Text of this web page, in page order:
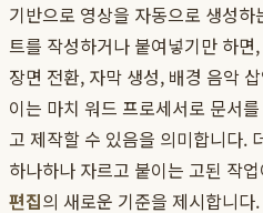
기반으로 영상을 자동으로 생성
트를 작성하거나 붙여넣기만 하면,
장면 전환, 자막 생성, 배경 음악
이는 마치 워드 프로세서로 문서
고 제작할 수 있음을 의미합니다.
하나하나 자르고 붙이는 고된 작
편집의 새로운 기준을 제시합니다.